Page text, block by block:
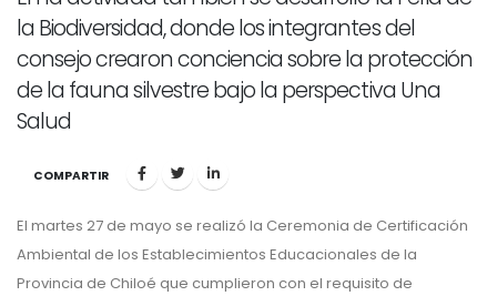
la Biodiversidad, donde los integrantes del
consejo crearon conciencia sobre la protección
de la fauna silvestre bajo la perspectiva Una
Salud
COMPARTIR
El martes 27 de mayo se realizó la Ceremonia de Certificación
Ambiental de los Establecimientos Educacionales de la
Provincia de Chiloé que cumplieron con el requisito de